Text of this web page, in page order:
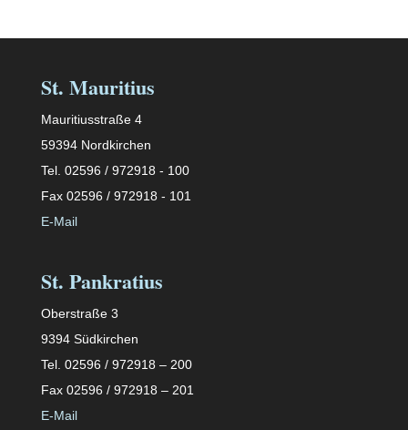
St. Mauritius
Mauritiusstraße 4
59394 Nordkirchen
Tel. 02596 / 972918 - 100
Fax 02596 / 972918 - 101
E-Mail
St. Pankratius
Oberstraße 3
9394 Südkirchen
Tel. 02596 / 972918 – 200
Fax 02596 / 972918 – 201
E-Mail